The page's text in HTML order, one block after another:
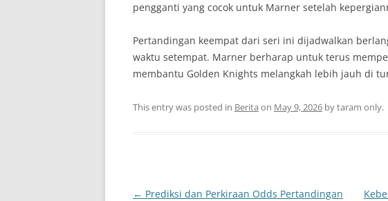
pengganti yang cocok untuk Marner setelah
Pertandingan keempat dari seri ini dijadwalkan
waktu setempat. Marner berharap untuk terus
membantu Golden Knights melangkah lebih jauh di
This entry was posted in Berita on May 9, 2026 bytaram only.
Post
← Prediksi dan Perkiraan Odds Pertandingan